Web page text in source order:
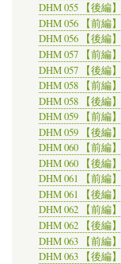
DHM 055 【後編】
DHM 056 【前編】
DHM 056 【後編】
DHM 057 【前編】
DHM 057 【後編】
DHM 058 【前編】
DHM 058 【後編】
DHM 059 【前編】
DHM 059 【後編】
DHM 060 【前編】
DHM 060 【後編】
DHM 061 【前編】
DHM 061 【後編】
DHM 062 【前編】
DHM 062 【後編】
DHM 063 【前編】
DHM 063 【後編】